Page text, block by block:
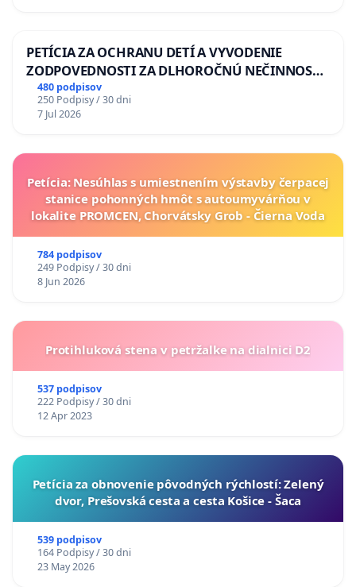
PETÍCIA ZA OCHRANU DETÍ A VYVODENIE
ZODPOVEDNOSTI ZA DLHOROČNÚ NEČINNOSŤ
A ZLYHANIE ŠTÁTU
480 podpisov
250 Podpisy / 30 dni
7 Jul 2026
Petícia: Nesúhlas s umiestnením výstavby čerpacej
stanice pohonných hmôt s autoumyvárňou v
lokalite PROMCEN, Chorvátsky Grob - Čierna Voda
784 podpisov
249 Podpisy / 30 dni
8 Jun 2026
Protihluková stena v petržalke na dialnici D2
537 podpisov
222 Podpisy / 30 dni
12 Apr 2023
​Petícia za obnovenie pôvodných rýchlostí: Zelený
dvor, Prešovská cesta a cesta Košice - Šaca
539 podpisov
164 Podpisy / 30 dni
23 May 2026